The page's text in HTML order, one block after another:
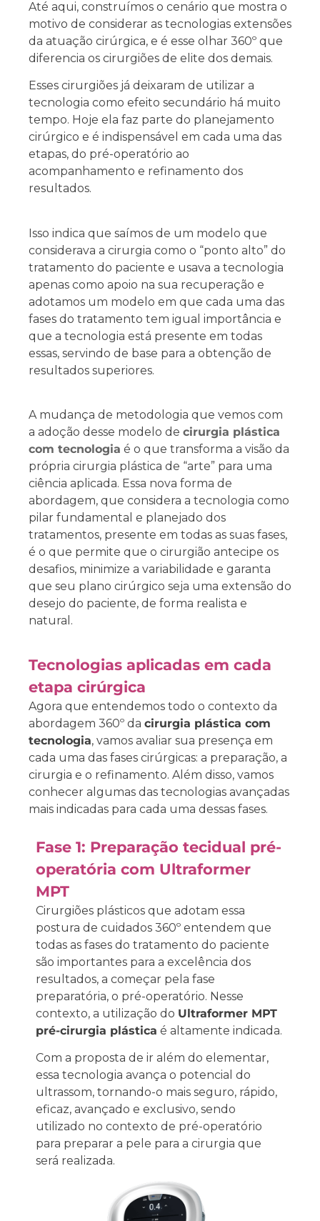
Até aqui, construímos o cenário que mostra o
motivo de considerar as tecnologias extensões
da atuação cirúrgica, e é esse olhar 360º que
diferencia os cirurgiões de elite dos demais.
Esses cirurgiões já deixaram de utilizar a
tecnologia como efeito secundário há muito
tempo. Hoje ela faz parte do planejamento
cirúrgico e é indispensável em cada uma das
etapas, do pré-operatório ao
acompanhamento e refinamento dos
resultados.
Isso indica que saímos de um modelo que
considerava a cirurgia como o “ponto alto” do
tratamento do paciente e usava a tecnologia
apenas como apoio na sua recuperação e
adotamos um modelo em que cada uma das
fases do tratamento tem igual importância e
que a tecnologia está presente em todas
essas, servindo de base para a obtenção de
resultados superiores.
A mudança de metodologia que vemos com
a adoção desse modelo de cirurgia plástica
com tecnologia é o que transforma a visão da
própria cirurgia plástica de “arte” para uma
ciência aplicada. Essa nova forma de
abordagem, que considera a tecnologia como
pilar fundamental e planejado dos
tratamentos, presente em todas as suas fases,
é o que permite que o cirurgião antecipe os
desafios, minimize a variabilidade e garanta
que seu plano cirúrgico seja uma extensão do
desejo do paciente, de forma realista e
natural.
Tecnologias aplicadas em cada
etapa cirúrgica
Agora que entendemos todo o contexto da
abordagem 360º da cirurgia plástica com
tecnologia, vamos avaliar sua presença em
cada uma das fases cirúrgicas: a preparação, a
cirurgia e o refinamento. Além disso, vamos
conhecer algumas das tecnologias avançadas
mais indicadas para cada uma dessas fases.
Fase 1: Preparação tecidual pré-
operatória com Ultraformer
MPT
Cirurgiões plásticos que adotam essa
postura de cuidados 360º entendem que
todas as fases do tratamento do paciente
são importantes para a excelência dos
resultados, a começar pela fase
preparatória, o pré-operatório. Nesse
contexto, a utilização do Ultraformer MPT
pré-cirurgia plástica é altamente indicada.
Com a proposta de ir além do elementar,
essa tecnologia avança o potencial do
ultrassom, tornando-o mais seguro, rápido,
eficaz, avançado e exclusivo, sendo
utilizado no contexto de pré-operatório
para preparar a pele para a cirurgia que
será realizada.